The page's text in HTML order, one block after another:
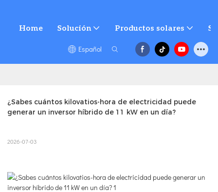
Home Solución Productos solares
Español
¿Sabes cuántos kilovatios-hora de electricidad puede
generar un inversor híbrido de 11 kW en un día?
2026-07-03